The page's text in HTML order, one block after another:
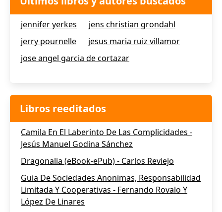
jennifer yerkes
jens christian grondahl
jerry pournelle
jesus maria ruiz villamor
jose angel garcia de cortazar
Libros reeditados
Camila En El Laberinto De Las Complicidades -
Jesús Manuel Godina Sánchez
Dragonalia (eBook-ePub) - Carlos Reviejo
Guia De Sociedades Anonimas, Responsabilidad
Limitada Y Cooperativas - Fernando Rovalo Y
López De Linares